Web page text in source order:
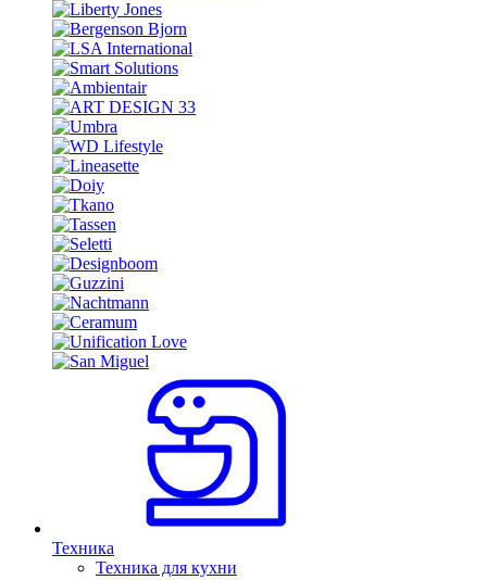
Техника
Техника для кухни